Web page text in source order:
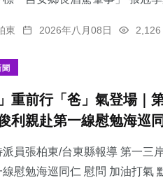
東 2026年八月08日
」重前行「爸」氣登場｜
利親赴第一線慰勉海巡
派員張柏東/台東縣報導 第一三
線慰勉海巡同仁 慰問 加油打氣